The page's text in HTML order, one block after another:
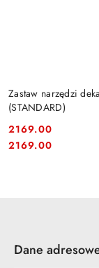
Zastaw narzędzi
(STANDARD)
Cena:
2169.00
Cena:
2169.00
Dane